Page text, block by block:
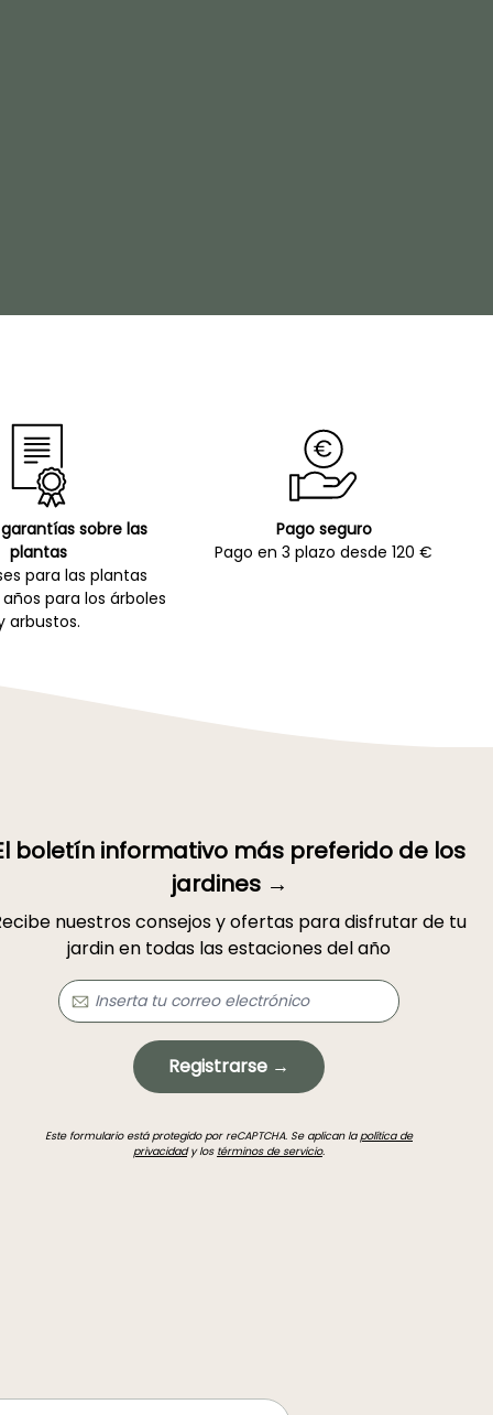
sobre las
plantas
para las plantas
para los árboles
arbustos.
Pago seguro
Pago en 3 plazo desde 120 €
boletín informativo más preferido de los
jardines →
nuestros consejos y ofertas para disfrutar de tu
jardin en todas las estaciones del año
Registrarse →
Este formulario está protegido por reCAPTCHA. Se aplican lapolítica de
privacidady los términos de servicio.